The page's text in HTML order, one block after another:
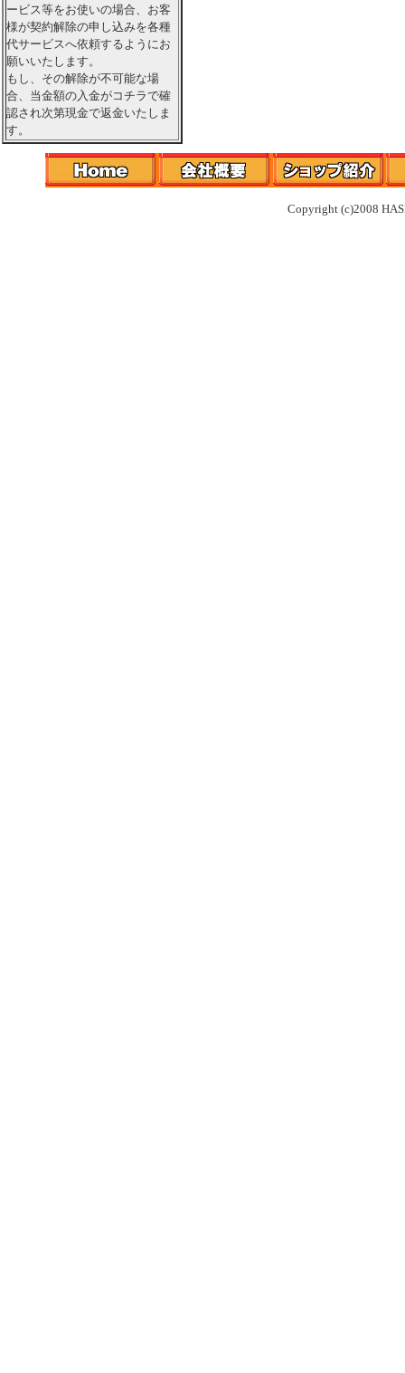
ービス等をお使いの場合、お客
様が契約解除の申し込みを各種
代サービスへ依頼するようにお
願いいたします。
もし、その解除が不可能な場
合、当金額の入金がコチラで確
認され次第現金で返金いたしま
す。
Copyright (c)2008